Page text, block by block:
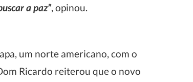
a paz”, opinou.
um norte americano, com o
Ricardo reiterou que o novo